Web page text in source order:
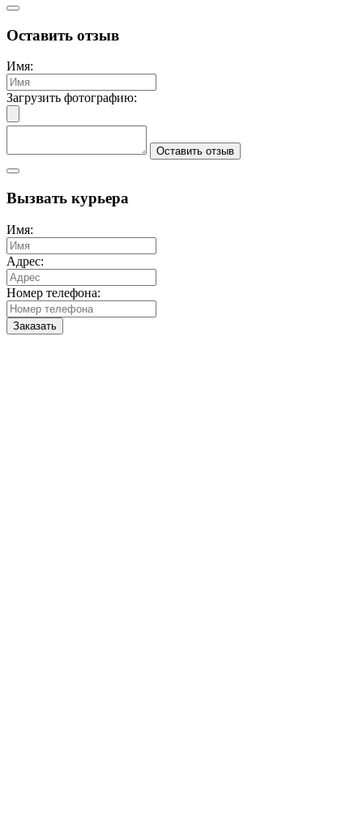
Оставить отзыв
Имя:
Загрузить фотографию:
Оставить отзыв
Вызвать курьера
Имя:
Адрес:
Номер телефона:
Заказать